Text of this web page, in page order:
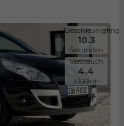
Beschleunigung
10.3
Sekunden
Verbrauch
4.4
l/100km